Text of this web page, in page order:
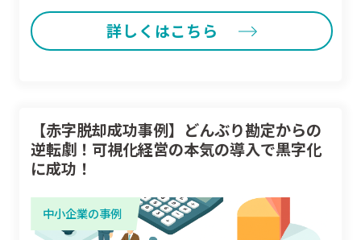
詳しくはこちら
【赤字脱却成功事例】どんぶり勘定からの
逆転劇！可視化経営の本気の導入で黒字化
に成功！
中小企業の事例